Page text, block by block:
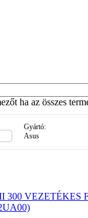
ha az összes
Gyártó:
Asus